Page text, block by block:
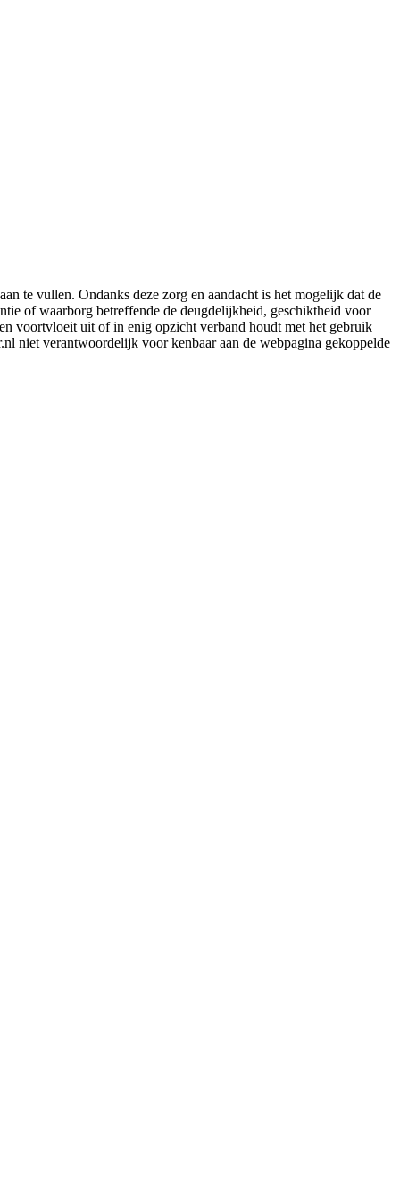
te vullen. Ondanks deze zorg en aandacht is het mogelijk dat de
of waarborg betreffende de deugdelijkheid, geschiktheid voor
voortvloeit uit of in enig opzicht verband houdt met het gebruik
niet verantwoordelijk voor kenbaar aan de webpagina gekoppelde